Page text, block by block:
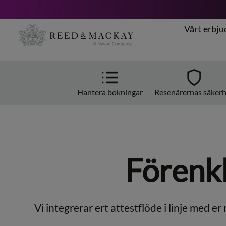
Hoppa
Vårt
Hantera bokningar Resenärernas
Vi integrerar ert attestflöde i linje med